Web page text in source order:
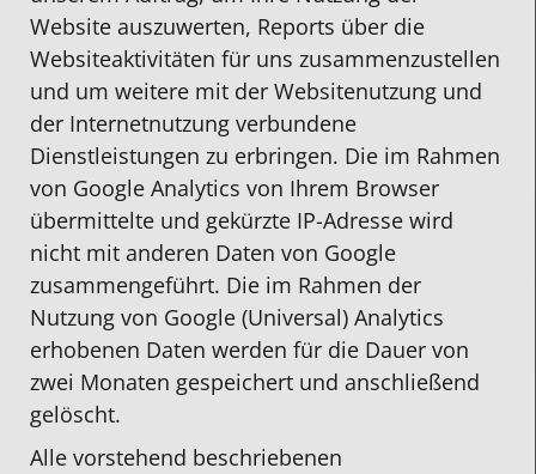
Website auszuwerten, Reports über die
Websiteaktivitäten für uns zusammenzustellen
und um weitere mit der Websitenutzung und
der Internetnutzung verbundene
Dienstleistungen zu erbringen. Die im Rahmen
von Google Analytics von Ihrem Browser
übermittelte und gekürzte IP-Adresse wird
nicht mit anderen Daten von Google
zusammengeführt. Die im Rahmen der
Nutzung von Google (Universal) Analytics
erhobenen Daten werden für die Dauer von
zwei Monaten gespeichert und anschließend
gelöscht.
Alle vorstehend beschriebenen